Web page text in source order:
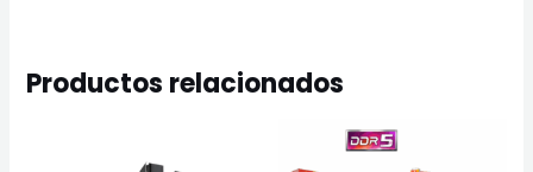
Productos relacionados